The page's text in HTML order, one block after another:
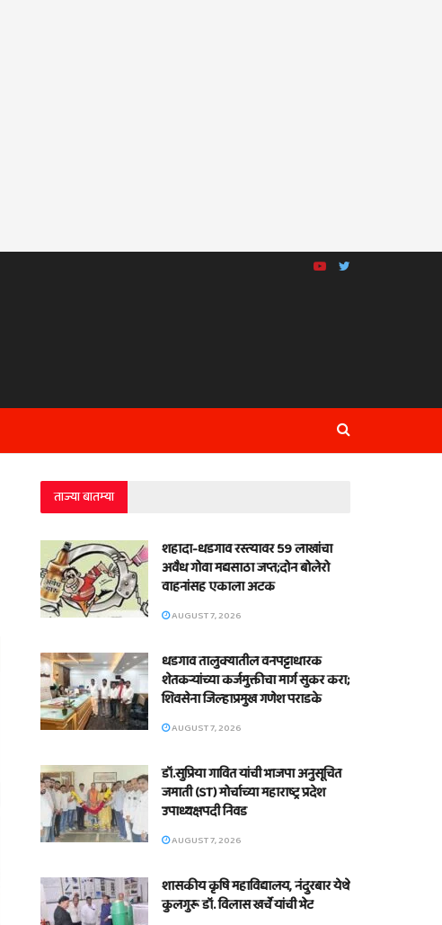
ताज्या बातम्या
शहादा-धडगाव रस्त्यावर 59 लाखांचा
अवैध गोवा मद्यसाठा जप्त;दोन बोलेरो
वाहनांसह एकाला अटक
AUGUST 7, 2026
धडगाव तालुक्यातील वनपट्टाधारक
शेतकऱ्यांच्या कर्जमुक्तीचा मार्ग सुकर करा;
शिवसेना जिल्हाप्रमुख गणेश पराडके
AUGUST 7, 2026
डॉ.सुप्रिया गावित यांची भाजपा अनुसूचित
जमाती (ST) मोर्चाच्या महाराष्ट्र प्रदेश
उपाध्यक्षपदी निवड
AUGUST 7, 2026
शासकीय कृषि महाविद्यालय, नंदुरबार येथे
कुलगुरू डॉ. विलास खर्चे यांची भेट